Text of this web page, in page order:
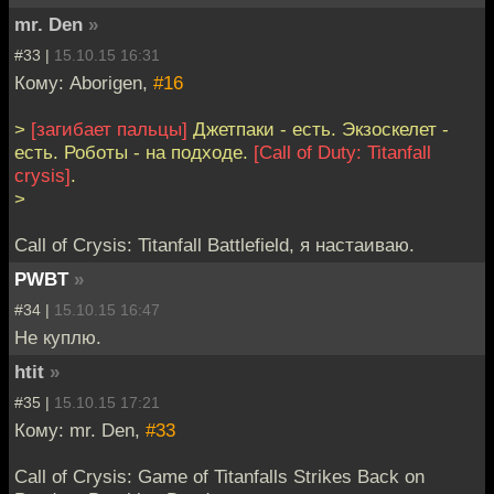
mr. Den »
#33 | 15.10.15 16:31
Кому: Aborigen, #16
> [загибает пальцы] Джетпаки - есть. Экзоскелет -
есть. Роботы - на подходе. [Call of Duty: Titanfall
crysis].
>
Call of Crysis: Titanfall Battlefield, я настаиваю.
PWBT »
#34 | 15.10.15 16:47
Не куплю.
htit »
#35 | 15.10.15 17:21
Кому: mr. Den, #33
Call of Crysis: Game of Titanfalls Strikes Back on